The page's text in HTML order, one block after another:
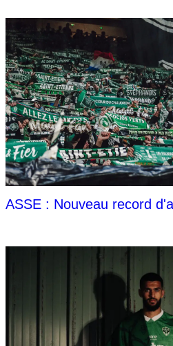
ASSE : Nouveau record